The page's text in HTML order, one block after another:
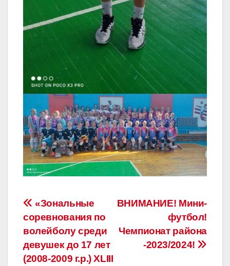
Навигация
по
записям
ВНИМАНИЕ! Мини-
футбол!
Чемпионат района
-2023/2024!
«Зональные
соревнования по
волейболу среди
девушек до 17 лет
(2008-2009 г.р.) XLIII